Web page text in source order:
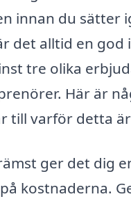
innan du sätter
det alltid en god
tre olika
Här är
till varför detta
ger det dig
kostnaderna.